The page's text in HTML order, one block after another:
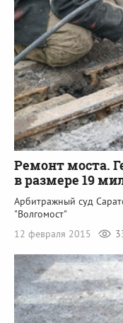
Ремонт моста.
в размере 19
Арбитражный суд
"Волгомост"
12 февраля 2015